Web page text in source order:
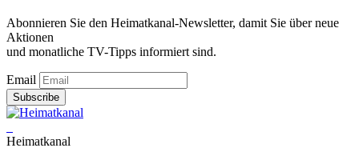
Abonnieren Sie den Heimatkanal-Newsletter, damit Sie über neue
Aktionen
und monatliche TV-Tipps informiert sind.
Email
Subscribe
Heimatkanal